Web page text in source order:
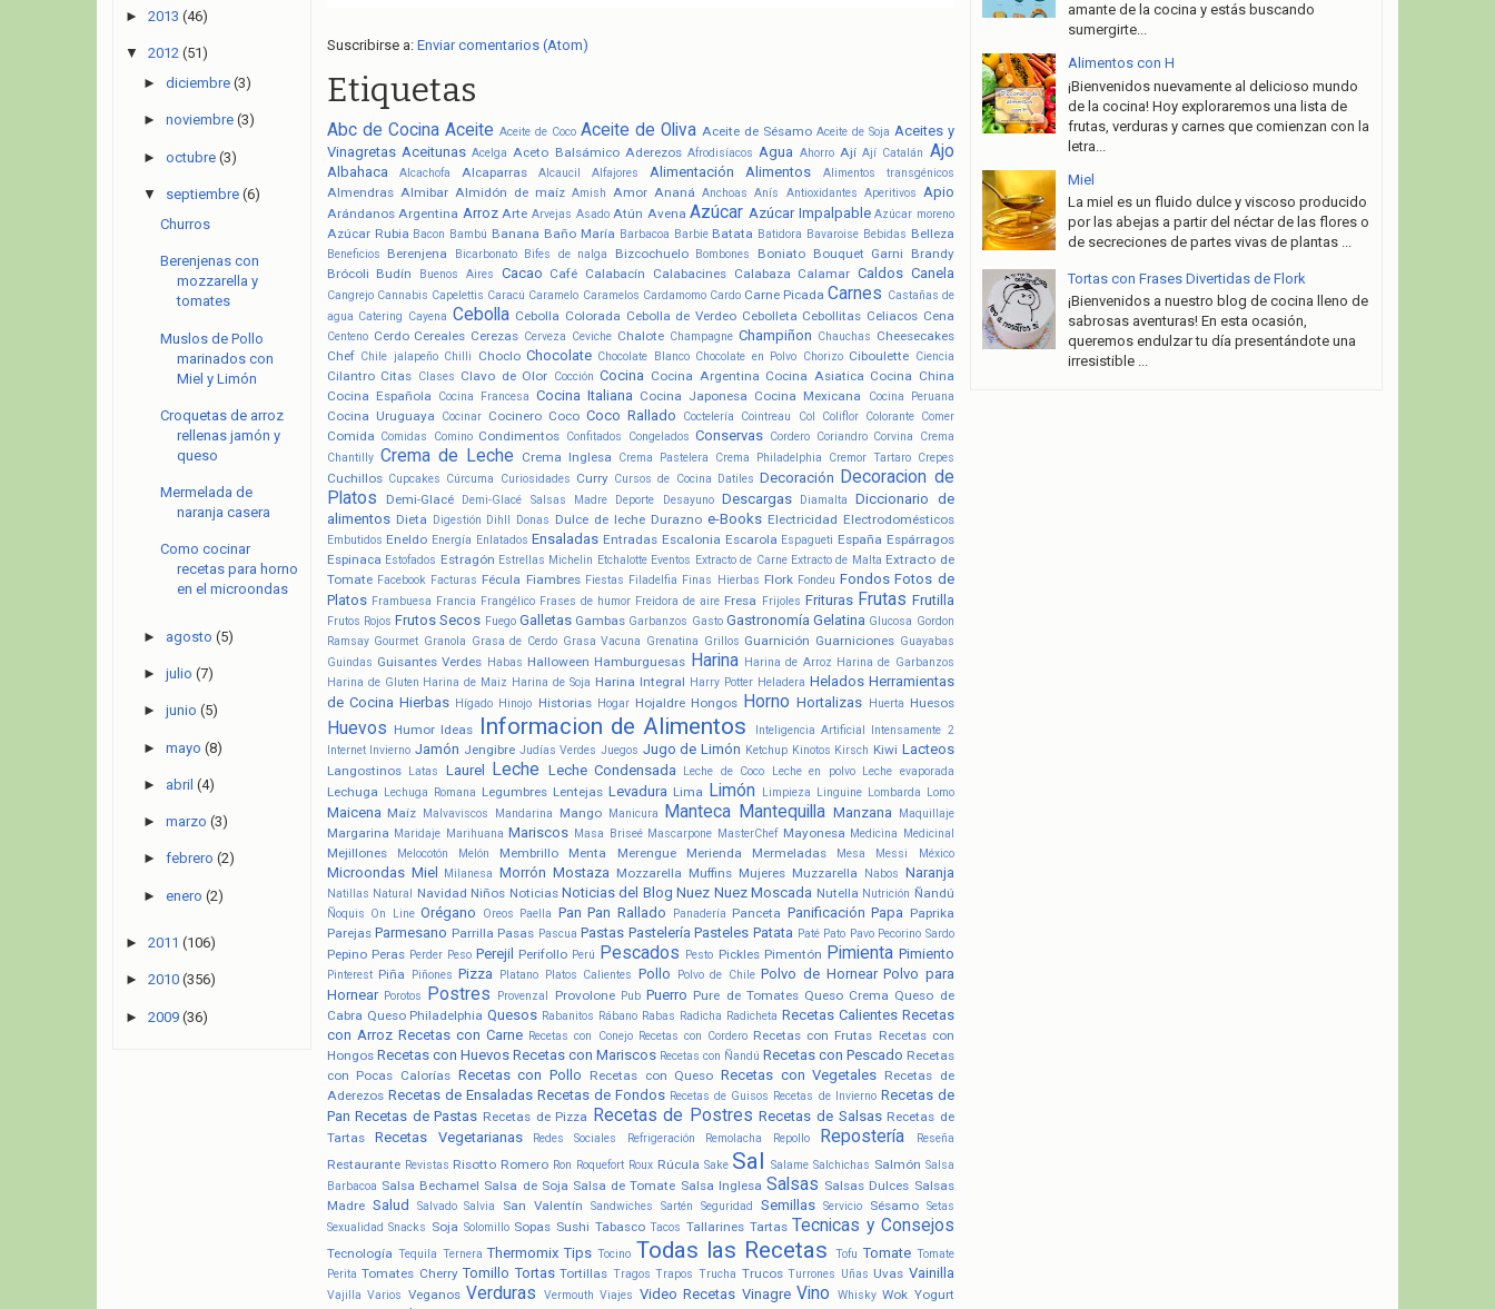
Suscribirse a: Enviar comentarios (Atom)
Etiquetas
Abc de Cocina Aceite Aceite de Coco Aceite de Oliva Aceite de Sésamo Aceite de Soja Aceites y
Vinagretas Aceitunas Acelga Aceto Balsámico Aderezos Afrodisíacos Agua Ahorro Ají Ají Catalán Ajo
Albahaca Alcachofa Alcaparras Alcaucil Alfajores Alimentación Alimentos Alimentos transgénicos
Almendras Almibar Almidón de maíz Amish Amor Ananá Anchoas Anís Antioxidantes Aperitivos Apio
Arándanos Argentina Arroz Arte Arvejas Asado Atún Avena Azúcar Azúcar Impalpable Azúcar moreno
Azúcar Rubia Bacon Bambú Banana Baño María Barbacoa Barbie Batata Batidora Bavaroise Bebidas Belleza
Beneficios Berenjena Bicarbonato Bifes de nalga Bizcochuelo Bombones Boniato Bouquet Garni
Brandy
Brócoli Budín Buenos Aires Cacao Café Calabacín Calabacines Calabaza Calamar Caldos Canela
Cangrejo Cannabis Capelettis Caracú Caramelo Caramelos Cardamomo Cardo Carne Picada Carnes Castañas de
agua Catering Cayena Cebolla Cebolla Colorada Cebolla de Verdeo Cebolleta Cebollitas Celiacos Cena
Centeno Cerdo Cereales Cerezas Cerveza Ceviche Chalote Champagne Champiñon Chauchas Cheesecakes
Chef Chile jalapeño Chilli Choclo Chocolate Chocolate Blanco Chocolate en Polvo Chorizo Ciboulette Ciencia
Cilantro Citas Clases Clavo de Olor Cocción Cocina Cocina Argentina Cocina Asiatica Cocina China
Cocina Española
Cocina Francesa Cocina Italiana Cocina Japonesa Cocina Mexicana Cocina Peruana
Cocina Uruguaya Cocinar Cocinero Coco Coco Rallado Coctelería Cointreau Col Coliflor Colorante Comer
Comida Comidas Comino Condimentos Confitados Congelados Conservas Cordero Coriandro Corvina
Crema
Chantilly Crema de Leche Crema Inglesa Crema Pastelera Crema Philadelphia Cremor Tartaro Crepes
Cuchillos Cupcakes Cúrcuma Curiosidades Curry Cursos de Cocina Datiles Decoración Decoracion de
Platos
Demi-Glacé Demi-Glacé Salsas Madre Deporte Desayuno Descargas Diamalta
Diccionario de
alimentos Dieta Digestión Dihll Donas Dulce de leche Durazno e-Books Electricidad Electrodomésticos
Embutidos Eneldo Energía Enlatados Ensaladas Entradas Escalonia Escarola Espagueti España Espárragos
Espinaca Estofados Estragón Estrellas Michelin Etchalotte Eventos Extracto de Carne Extracto de Malta Extracto de
Tomate Facebook Facturas Fécula Fiambres Fiestas Filadelfia Finas Hierbas Flork Fondeu Fondos Fotos de
Platos Frambuesa Francia Frangélico Frases de humor Freidora de aire Fresa Frijoles Frituras Frutas Frutilla
Frutos Rojos Frutos Secos Fuego Galletas Gambas Garbanzos Gasto Gastronomía Gelatina Glucosa Gordon
Ramsay Gourmet Granola Grasa de Cerdo Grasa Vacuna Grenatina Grillos Guarnición Guarniciones Guayabas
Guindas Guisantes Verdes Habas Halloween Hamburguesas Harina Harina de Arroz Harina de Garbanzos
Harina de Gluten Harina de Maiz Harina de Soja Harina Integral Harry Potter Heladera Helados Herramientas
de Cocina Hierbas Hígado Hinojo Historias Hogar Hojaldre Hongos Horno Hortalizas Huerta Huesos
Huevos Humor Ideas Informacion de Alimentos Inteligencia Artificial Intensamente 2
Internet Invierno Jamón Jengibre Judías Verdes Juegos Jugo de Limón Ketchup Kinotos Kirsch Kiwi Lacteos
Langostinos Latas Laurel Leche Leche Condensada Leche de Coco Leche en polvo Leche evaporada
Lechuga Lechuga Romana Legumbres Lentejas Levadura Lima Limón Limpieza Linguine Lombarda Lomo
Maicena Maíz Malvaviscos Mandarina Mango Manicura Manteca Mantequilla Manzana Maquillaje
Margarina Maridaje Marihuana Mariscos Masa Briseé Mascarpone MasterChef Mayonesa Medicina Medicinal
Mejillones Melocotón Melón Membrillo Menta Merengue Merienda Mermeladas Mesa Messi México
Microondas Miel Milanesa Morrón Mostaza Mozzarella Muffins Mujeres Muzzarella Nabos Naranja
Natillas Natural Navidad Niños Noticias Noticias del Blog Nuez Nuez Moscada Nutella Nutrición Ñandú
Ñoquis On Line Orégano Oreos Paella Pan Pan Rallado Panadería Panceta Panificación Papa Paprika
Parejas Parmesano Parrilla Pasas Pascua Pastas Pastelería Pasteles Patata Paté Pato Pavo Pecorino Sardo
Pepino Peras Perder Peso Perejil Perifollo Perú Pescados Pesto Pickles Pimentón Pimienta Pimiento
Pinterest Piña Piñones Pizza Platano Platos Calientes Pollo Polvo de Chile Polvo de Hornear Polvo para
Hornear Porotos Postres Provenzal Provolone Pub Puerro Pure de Tomates Queso Crema Queso de
Cabra Queso Philadelphia Quesos Rabanitos Rábano Rabas Radicha Radicheta Recetas Calientes Recetas
con Arroz Recetas con Carne Recetas con Conejo Recetas con Cordero Recetas con Frutas Recetas con
Hongos Recetas con Huevos Recetas con Mariscos Recetas con Ñandú Recetas con Pescado Recetas
con Pocas Calorías Recetas con Pollo Recetas con Queso Recetas con Vegetales Recetas de
Aderezos Recetas de Ensaladas Recetas de Fondos Recetas de Guisos Recetas de Invierno Recetas de
Pan Recetas de Pastas Recetas de Pizza Recetas de Postres Recetas de Salsas Recetas de
Tartas
Recetas Vegetarianas Redes Sociales Refrigeración Remolacha Repollo Repostería Reseña
Restaurante Revistas Risotto Romero Ron Roquefort Roux Rúcula Sake Sal Salame Salchichas Salmón Salsa
Barbacoa Salsa Bechamel Salsa de Soja Salsa de Tomate Salsa Inglesa Salsas Salsas Dulces Salsas
Madre Salud Salvado Salvia San Valentín Sandwiches Sartén Seguridad Semillas Servicio Sésamo Setas
Sexualidad Snacks Soja Solomillo Sopas Sushi Tabasco Tacos Tallarines Tartas Tecnicas y Consejos
Tecnología Tequila Ternera Thermomix Tips Tocino Todas las Recetas Tofu Tomate Tomate
Perita Tomates Cherry Tomillo Tortas Tortillas Tragos Trapos Trucha Trucos Turrones Uñas Uvas Vainilla
Vajilla Varios Veganos Verduras Vermouth Viajes Video Recetas Vinagre Vino Whisky Wok Yogurt
► 2013 (46)
▼ 2012 (51)
► diciembre (3)
► noviembre (3)
► octubre (3)
▼ septiembre (6)
Churros
Berenjenas con
mozzarella y
tomates
Muslos de Pollo
marinados con
Miel y Limón
Croquetas de arroz
rellenas jamón y
queso
Mermelada de
naranja casera
Como cocinar
recetas para horno
en el microondas
► agosto (5)
► julio (7)
► junio (5)
► mayo (8)
► abril (4)
► marzo (3)
► febrero (2)
► enero (2)
► 2011 (106)
► 2010 (356)
► 2009 (36)
amante de la cocina y estás buscando
sumergirte...
Alimentos con H
¡Bienvenidos nuevamente al delicioso mundo
de la cocina! Hoy exploraremos una lista de
frutas, verduras y carnes que comienzan con la
letra...
Miel
La miel es un fluido dulce y viscoso producido
por las abejas a partir del néctar de las flores o
de secreciones de partes vivas de plantas ...
Tortas con Frases Divertidas de Flork
¡Bienvenidos a nuestro blog de cocina lleno de
sabrosas aventuras! En esta ocasión,
queremos endulzar tu día presentándote una
irresistible ...